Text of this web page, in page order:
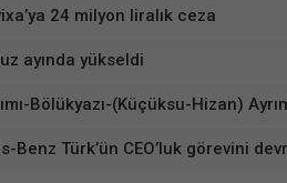
24 milyon liralık ceza
ayında yükseldi
Bölükyazı-(Küçüksu-Hizan)
Türk’ün CEO’luk görevini